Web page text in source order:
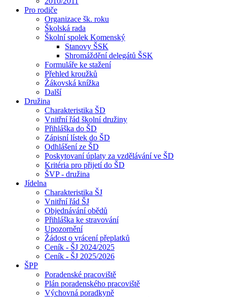
Pro rodiče
Organizace šk. roku
Školská rada
Školní spolek Komenský
Stanovy ŠSK
Shromáždění delegátů ŠSK
Formuláře ke stažení
Přehled kroužků
Žákovská knížka
Další
Družina
Charakteristika ŠD
Vnitřní řád školní družiny
Přihláška do ŠD
Zápisní lístek do ŠD
Odhlášení ze ŠD
Poskytovaní úplaty za vzdělávání ve ŠD
Kritéria pro přijetí do ŠD
ŠVP - družina
Jídelna
Charakteristika ŠJ
Vnitřní řád ŠJ
Objednávání obědů
Přihláška ke stravování
Upozornění
Žádost o vrácení přeplatků
Ceník - ŠJ 2024/2025
Ceník - ŠJ 2025/2026
ŠPP
Poradenské pracoviště
Plán poradenského pracoviště
Výchovná poradkyně